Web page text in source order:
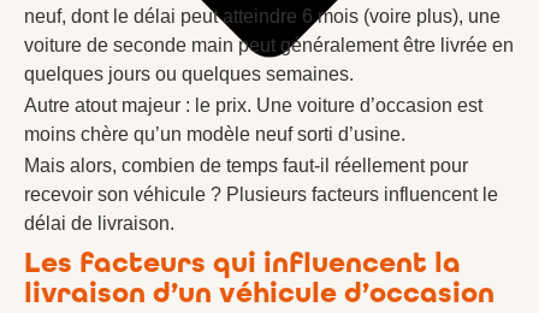
neuf, dont le délai peut atteindre 6 mois (voire plus), une
voiture de seconde main peut généralement être livrée en
quelques jours ou quelques semaines.
Autre atout majeur : le prix. Une voiture d’occasion est
moins chère qu’un modèle neuf sorti d’usine.
Mais alors, combien de temps faut-il réellement pour
recevoir son véhicule ? Plusieurs facteurs influencent le
délai de livraison.
Les facteurs qui influencent la
livraison d’un véhicule d’occasion